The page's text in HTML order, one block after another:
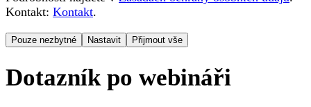
Kontakt: Kontakt.
Pouze nezbytné Nastavit Přijmout vše
Dotazník po webináři